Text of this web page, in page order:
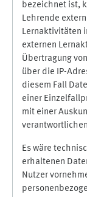
bezeichnet ist,
Lehrende
Lernaktivitäten
externen
Übertragung
über die IP-
diesem Fall
einer
mit einer
Es wäre
erhaltenen
Nutzer